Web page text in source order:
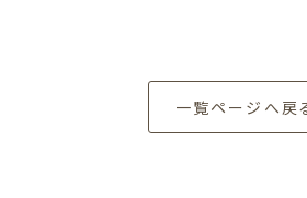
一覧ページへ戻